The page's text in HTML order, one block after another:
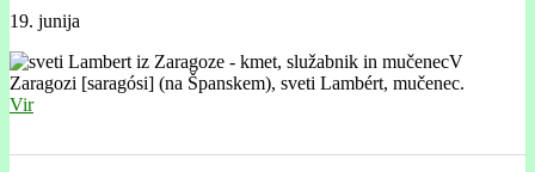
19. junija
V
Zaragozi [saragósi] (na Španskem), sveti Lambért, mučenec.
Vir